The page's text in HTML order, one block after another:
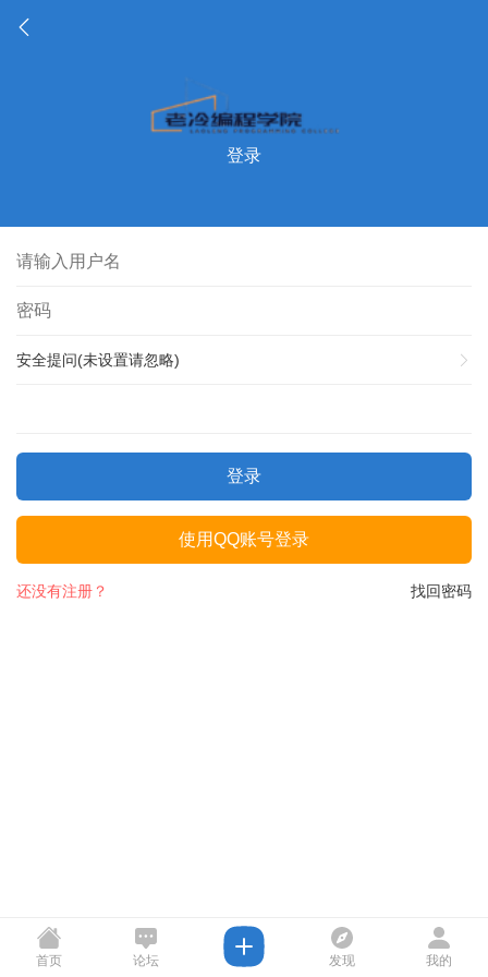
登录
安全提问(未设置请忽略)
登录
使用QQ账号登录
找回密码
还没有注册？
首页 论坛 发现 我的